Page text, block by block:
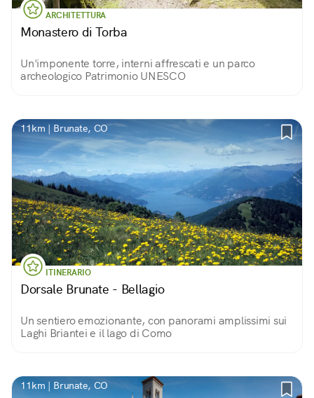
ARCHITETTURA
Monastero di Torba
Un'imponente torre, interni affrescati e un parco
archeologico Patrimonio UNESCO
11km | Brunate, CO
ITINERARIO
Dorsale Brunate - Bellagio
Un sentiero emozionante, con panorami amplissimi sui
Laghi Briantei e il lago di Como
11km | Brunate, CO